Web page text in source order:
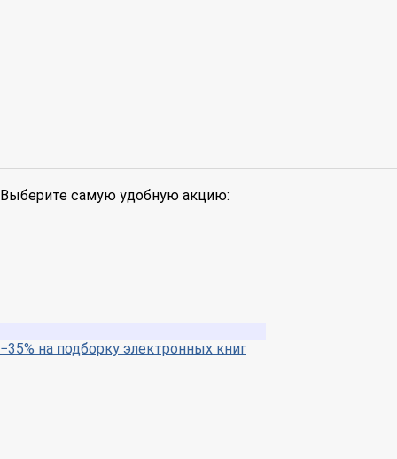
Выберите самую удобную акцию:
−35% на подборку электронных книг